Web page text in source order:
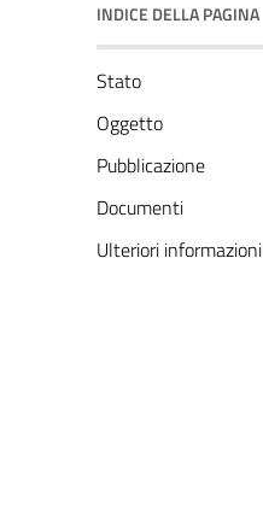
INDICE DELLA PAGINA
Stato
Oggetto
Pubblicazione
Documenti
Ulteriori informazioni